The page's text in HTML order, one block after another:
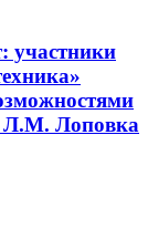
участники
Л.М. Лоповка